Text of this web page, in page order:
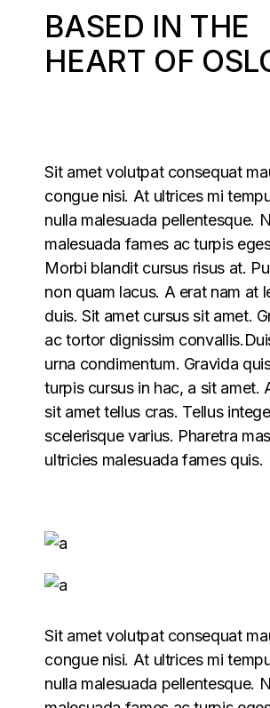
BASED IN THE
HEART OF
Sit amet volutpat consequat
congue nisi. At ultrices mi
nulla malesuada pellentesque.
malesuada fames ac turpis
Morbi blandit cursus risus at.
non quam lacus. A erat nam at
duis. Sit amet cursus sit amet.
ac tortor dignissim
urna condimentum. Gravida
turpis cursus in hac, a sit amet.
sit amet tellus cras. Tellus
scelerisque varius. Pharetra
ultricies malesuada fames quis.
Sit amet volutpat consequat
congue nisi. At ultrices mi
nulla malesuada pellentesque.